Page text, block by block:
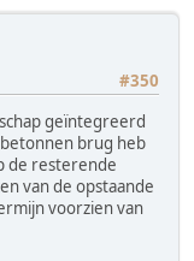
#350
geïntegreerd
brug heb
de resterende
van de opstaande
voorzien van